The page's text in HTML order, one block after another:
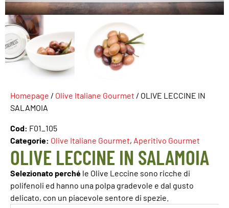
Homepage / Olive Italiane Gourmet / OLIVE LECCINE IN
SALAMOIA
Cod: F01_105
Categorie: Olive Italiane Gourmet, Aperitivo Gourmet
OLIVE LECCINE IN SALAMOIA
Selezionato perché le Olive Leccine sono ricche di
polifenoli ed hanno una polpa gradevole e dal gusto
delicato, con un piacevole sentore di spezie.